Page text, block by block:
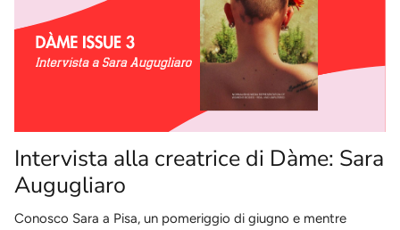
Intervista alla creatrice di Dàme: Sara
Augugliaro
Conosco Sara a Pisa, un pomeriggio di giugno e mentre